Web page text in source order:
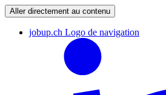
Aller directement au contenu
jobup.ch Logo de navigation